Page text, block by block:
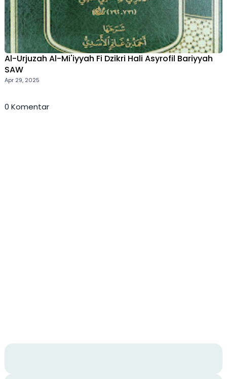
Al-Urjuzah Al-Mi'iyyah Fi Dzikri Hali Asyrofil Bariyyah
SAW
Apr 29, 2025
0 Komentar